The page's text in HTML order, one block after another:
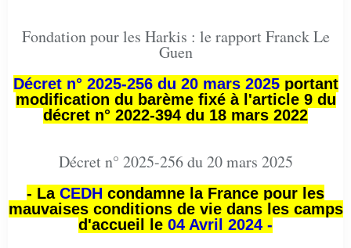
Fondation pour les Harkis : le rapport Franck Le
Guen
Décret n° 2025-256 du 20 mars 2025portant
modification du barème fixé à l'article 9 du
décret n° 2022-394 du 18 mars 2022
Décret n° 2025-256 du 20 mars 2025
- La CEDH condamne la France pour les
mauvaises conditions de vie dans les camps
d'accueil le 04 Avril 2024 -